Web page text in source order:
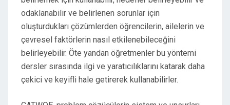
odaklanabilir ve belirlenen sorunlar için
oluşturdukları çözümlerden öğrencilerin, ailelerin ve
çevresel faktörlerin nasıl etkilenebileceğini
belirleyebilir. Öte yandan öğretmenler bu yöntemi
dersler sırasında ilgi ve yaratıcılıklarını katarak daha
çekici ve keyifli hale getirerek kullanabilirler.